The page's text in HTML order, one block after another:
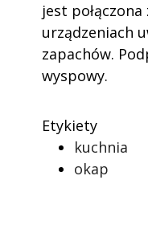
jest
urządzeniach
zapachów.
wyspowy.
Etykiety
kuchnia
okap